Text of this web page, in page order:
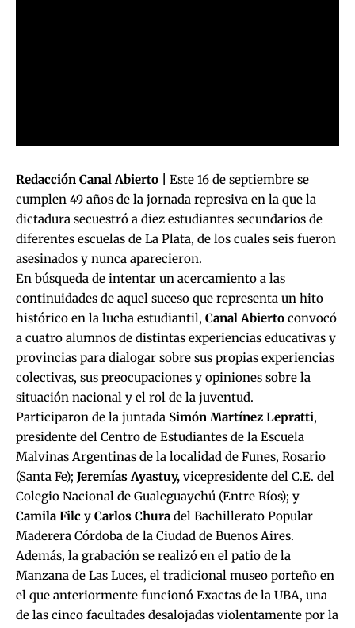
Redacción Canal Abierto |
Este 16 de septiembre se
cumplen 49 años de la jornada represiva en la que la
dictadura secuestró a diez estudiantes secundarios de
diferentes escuelas de La Plata, de los cuales seis fueron
asesinados y nunca aparecieron.
En búsqueda de intentar un acercamiento a las
continuidades de aquel suceso que representa un hito
histórico en la lucha estudiantil, Canal Abierto convocó
a cuatro alumnos de distintas experiencias educativas y
provincias para dialogar sobre sus propias experiencias
colectivas, sus preocupaciones y opiniones sobre la
situación nacional y el rol de la juventud.
Participaron de la juntada Simón Martínez Lepratti,
presidente del Centro de Estudiantes de la Escuela
Malvinas Argentinas de la localidad de Funes, Rosario
(Santa Fe); Jeremías Ayastuy, vicepresidente del C.E. del
Colegio Nacional de Gualeguaychú (Entre Ríos); y
Camila Filc y Carlos Chura del Bachillerato Popular
Maderera Córdoba de la Ciudad de Buenos Aires.
Además, la grabación se realizó en el patio de la
Manzana de Las Luces, el tradicional museo porteño en
el que anteriormente funcionó Exactas de la UBA, una
de las cinco facultades desalojadas violentamente por la